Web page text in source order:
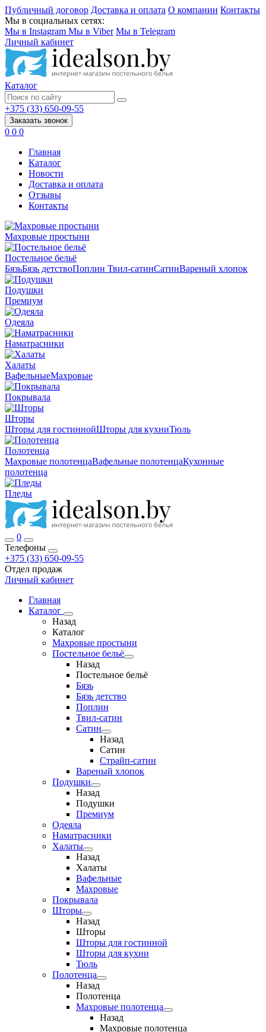
Публичный договор Доставка и оплата О компании Контакты
Мы в социальных сетях:
Мы в Instagram Мы в Viber Мы в Telegram
Личный кабинет
Каталог
+375 (33) 650-09-55
Заказать звонок
0 0 0
Главная
Каталог
Новости
Доставка и оплата
Отзывы
Контакты
Махровые простыни
Постельное бельё
БязьБязь детствоПоплин Твил-сатинСатинВареный хлопок
Подушки
Премиум
Одеяла
Наматрасники
Халаты
ВафельныеМахровые
Покрывала
Шторы
Шторы для гостиннойШторы для кухниТюль
Полотенца
Махровые полотенцаВафельные полотенцаКухонные
полотенца
Пледы
0
Телефоны
+375 (33) 650-09-55
Отдел продаж
Личный кабинет
Главная
Каталог
Назад
Каталог
Махровые простыни
Постельное бельё
Назад
Постельное бельё
Бязь
Бязь детство
Поплин
Твил-сатин
Сатин
Назад
Сатин
Страйп-сатин
Вареный хлопок
Подушки
Назад
Подушки
Премиум
Одеяла
Наматрасники
Халаты
Назад
Халаты
Вафельные
Махровые
Покрывала
Шторы
Назад
Шторы
Шторы для гостинной
Шторы для кухни
Тюль
Полотенца
Назад
Полотенца
Махровые полотенца
Назад
Махровые полотенца